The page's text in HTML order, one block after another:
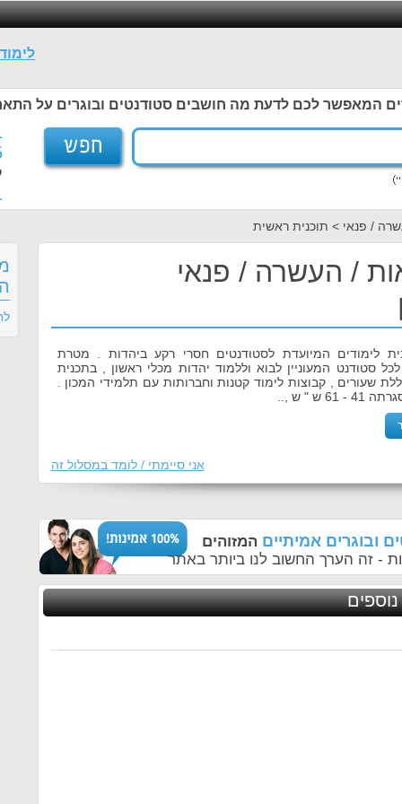
המאפשר לכם לדעת מה חושבים סטודנטים ובוגרים על
/ פנאי > תוכנית ראשית
/ העשרה / פנאי
לימודים המיועדת לסטודנטים חסרי רקע ביהדות . מטרת
סטודנט המעוניין לבוא וללמוד יהדות מכלי ראשון , בתכנית
שעורים , קבוצות לימוד קטנות וחברותות עם תלמידי המכון .
ש " ש ,..
אני סיימתי / לומד במסלול זה
ובוגרים אמיתיים המזוהים
- זה הערך החשוב לנו ביותר באתר